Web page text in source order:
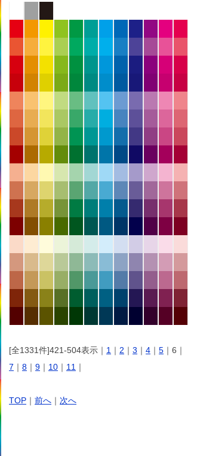
[全1331件]421-504表示｜ 1 ｜ 2 ｜ 3 ｜ 4 ｜ 5 ｜6｜
7 ｜ 8 ｜ 9 ｜ 10 ｜ 11 ｜
TOP ｜ 前へ ｜ 次へ